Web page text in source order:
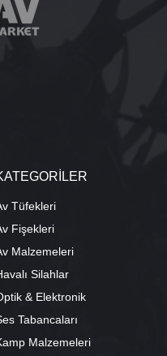
Tüfekleri
Fişekleri
Malzemeleri
Silahlar
& Elektronik
Tabancaları
Malzemeleri